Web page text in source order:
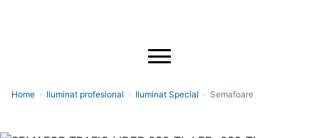
Home › Iluminat profesional › Iluminat Special › Semafoare